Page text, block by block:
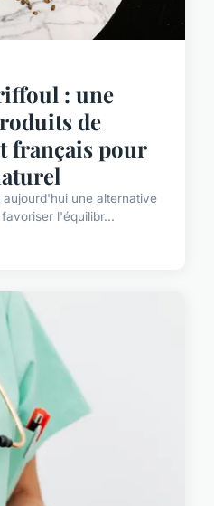
: une
de
français pour
une alternative
l'équilibr...